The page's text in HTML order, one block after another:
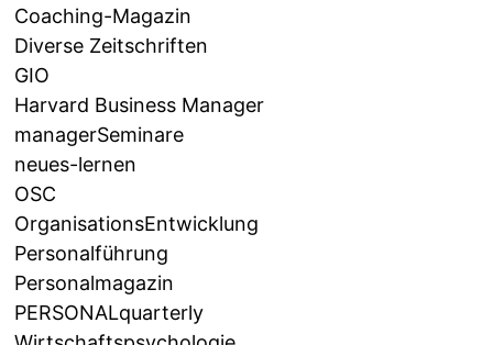
Coaching-Magazin
Diverse Zeitschriften
GIO
Harvard Business Manager
managerSeminare
neues-lernen
OSC
OrganisationsEntwicklung
Personalführung
Personalmagazin
PERSONALquarterly